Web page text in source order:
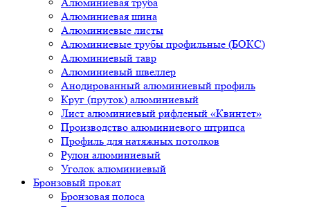
Алюминиевая шина
Алюминиевые листы
Алюминиевые трубы профильные (БОКС)
Алюминиевый тавр
Алюминиевый швеллер
Анодированный алюминиевый профиль
Круг (пруток) алюминиевый
Лист алюминиевый рифленый «Квинтет»
Производство алюминиевого штрипса
Профиль для натяжных потолков
Рулон алюминиевый
Уголок алюминиевый
Бронзовый прокат
Бронзовая полоса